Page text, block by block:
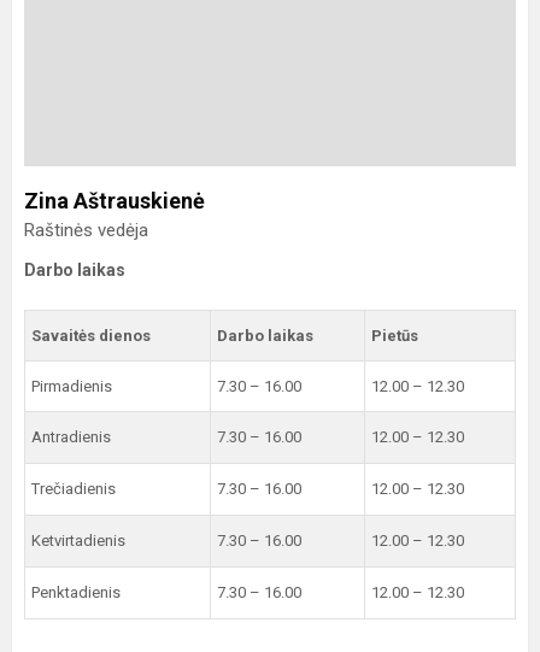
Zina Aštrauskienė
Raštinės vedėja
Darbo laikas
Savaitės dienos Darbo laikas Pietūs
Pirmadienis 7.30 – 16.00 12.00 – 12.30
Antradienis 7.30 – 16.00 12.00 – 12.30
Trečiadienis 7.30 – 16.00 12.00 – 12.30
Ketvirtadienis 7.30 – 16.00 12.00 – 12.30
Penktadienis 7.30 – 16.00 12.00 – 12.30